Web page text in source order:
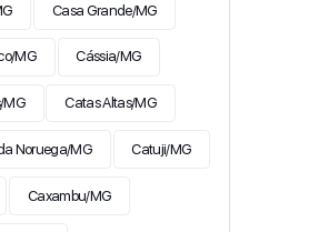
Casa Grande/MG
MG Cássia/MG
MG Catas Altas/MG
Noruega/MG Catuji/MG
Caxambu/MG